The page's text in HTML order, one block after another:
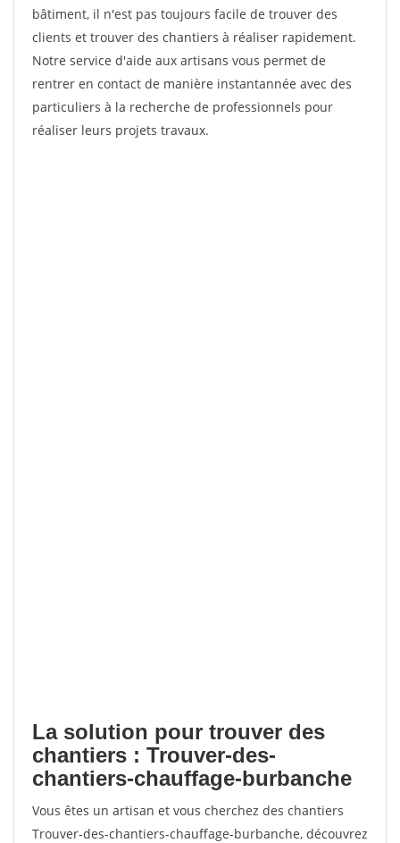
bâtiment, il n'est pas toujours facile de trouver des
clients et trouver des chantiers à réaliser rapidement.
Notre service d'aide aux artisans vous permet de
rentrer en contact de manière instantannée avec des
particuliers à la recherche de professionnels pour
réaliser leurs projets travaux.
La solution pour trouver des
chantiers : Trouver-des-
chantiers-chauffage-burbanche
Vous êtes un artisan et vous cherchez des chantiers
Trouver-des-chantiers-chauffage-burbanche, découvrez